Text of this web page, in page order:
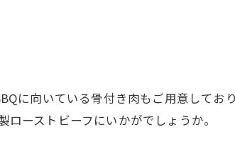
に向いている骨付き肉もご用意しており
ーストビーフにいかがでしょうか。